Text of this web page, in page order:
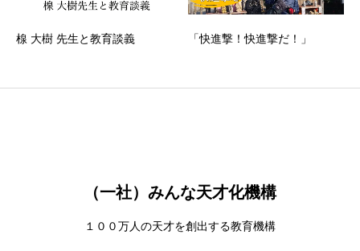
楾 大樹 先生と教育談義 「快進撃！快進撃だ！」
（一社）みんな天才化機構
１００万人の天才を創出する教育機構